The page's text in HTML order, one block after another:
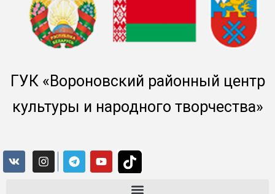
ГУК «Вороновский районный центр
культуры и народного творчества»